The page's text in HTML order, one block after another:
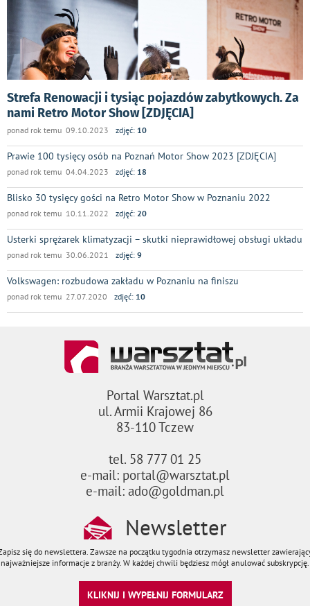
Strefa Renowacji i tysiąc pojazdów zabytkowych. Za
nami Retro Motor Show [ZDJĘCIA]
ponad rok temu 09.10.2023 zdjęć: 10
Prawie 100 tysięcy osób na Poznań Motor Show 2023 [ZDJĘCIA]
ponad rok temu 04.04.2023 zdjęć: 18
Blisko 30 tysięcy gości na Retro Motor Show w Poznaniu 2022
ponad rok temu 10.11.2022 zdjęć: 20
Usterki sprężarek klimatyzacji – skutki nieprawidłowej obsługi układu
ponad rok temu 30.06.2021 zdjęć: 9
Volkswagen: rozbudowa zakładu w Poznaniu na finiszu
ponad rok temu 27.07.2020 zdjęć: 10
Portal Warsztat.pl
ul. Armii Krajowej 86
83-110 Tczew
tel. 58 777 01 25
e-mail: portal@warsztat.pl
e-mail: ado@goldman.pl
Newsletter
się do newslettera. Zawsze na początku tygodnia otrzymasz newsletter
najważniejsze informacje z branży. W każdej chwili będziesz mógł anulować subskrypcję.
KLIKNIJ I WYPEŁNIJ FORMULARZ